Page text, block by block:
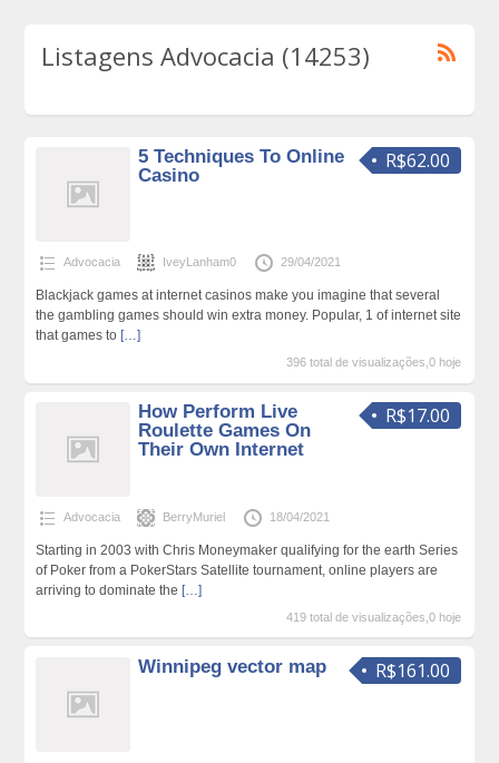
Listagens Advocacia (14253)
R$62.00
5 Techniques To Online
Casino
Advocacia IveyLanham0 29/04/2021
Blackjack games at internet casinos make you imagine that several
the gambling games should win extra money. Popular, 1 of internet site
that games to […]
396 total de visualizações,0 hoje
R$17.00
How Perform Live
Roulette Games On
Their Own Internet
Advocacia BerryMuriel 18/04/2021
Starting in 2003 with Chris Moneymaker qualifying for the earth Series
of Poker from a PokerStars Satellite tournament, online players are
arriving to dominate the […]
419 total de visualizações,0 hoje
R$161.00
Winnipeg vector map